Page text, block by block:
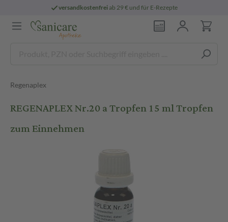
versandkostenfreiab 29 € und für E-Rezepte
Regenaplex
REGENAPLEX Nr.20 a Tropfen 15 ml Tropfen
zum Einnehmen